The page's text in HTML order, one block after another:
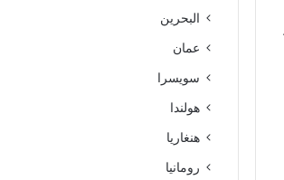
البحرين
عمان
سويسرا
هولندا
هنغاريا
رومانيا